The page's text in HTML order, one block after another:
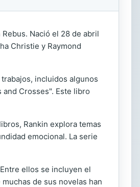
Nació el 28 de abril
Christie y Raymond
incluidos algunos
Crosses". Este libro
Rankin explora temas
emocional. La serie
ellos se incluyen el
de sus novelas han